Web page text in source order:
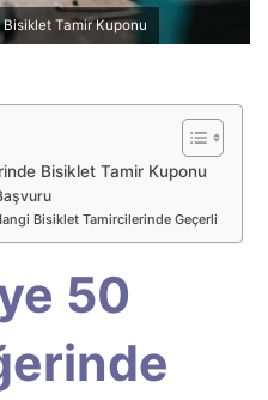
Tamir Kuponu
Bisiklet Tamir Kuponu
Bisiklet Tamircilerinde Geçerli
50